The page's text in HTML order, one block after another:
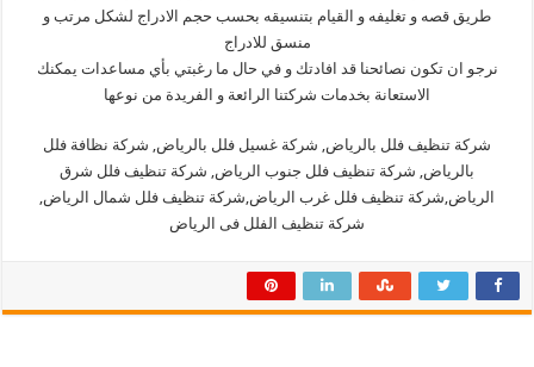
طريق قصه و تغليفه و القيام بتنسيقه بحسب حجم الادراج لشكل مرتب و
منسق للادراج
نرجو ان تكون نصائحنا قد افادتك و في حال ما رغبتي بأي مساعدات يمكنك
الاستعانة بخدمات شركتنا الرائعة و الفريدة من نوعها
شركة تنظيف فلل بالرياض, شركة غسيل فلل بالرياض, شركة نظافة فلل
بالرياض, شركة تنظيف فلل جنوب الرياض, شركة تنظيف فلل شرق
الرياض,شركة تنظيف فلل غرب الرياض,شركة تنظيف فلل شمال الرياض,
شركة تنظيف الفلل فى الرياض